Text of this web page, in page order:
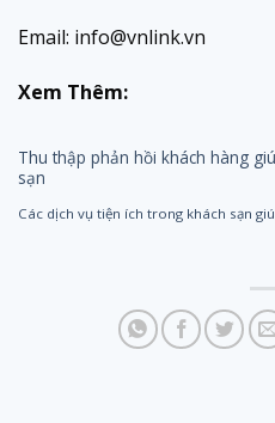
Email: info@vnlink.vn
Xem Thêm:
Thu thập phản hồi khách hàng
sạn
Các dịch vụ tiện ích trong khách sạn